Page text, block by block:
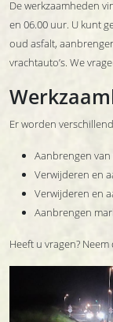
De werkzaamheden
en 06.00 uur. U kunt
oud asfalt,
vrachtauto’s. We
Er worden
Aanbrengen
Verwijderen en
Verwijderen en
Aanbrengen
Heeft u vragen?